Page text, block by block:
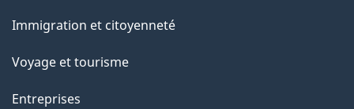
sujets
Immigration et citoyenneté
Voyage et tourisme
Entreprises